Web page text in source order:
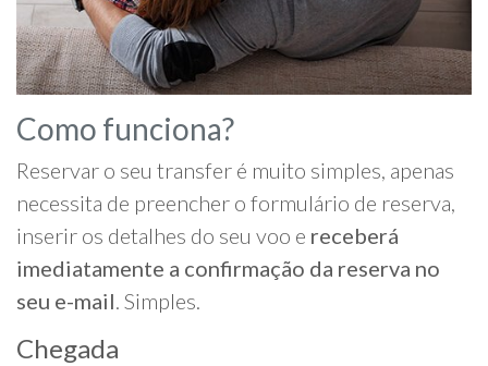
Como funciona?
Reservar o seu transfer é muito simples, apenas
necessita de preencher o formulário de reserva,
inserir os detalhes do seu voo e receberá
imediatamente a confirmação da reserva no
seu e-mail. Simples.
Chegada